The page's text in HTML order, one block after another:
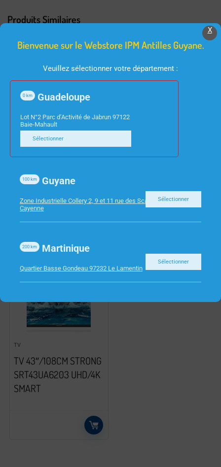
Produits Similaires
ACCESSOIRES TV
TELECOMMANDE
UNIVERSELLE NEDIS
PRE PROGRAMMEE
INFORMATIQUE
TABLETTE RESERVE
LENOVO 9″ M9
ZAC30123SE
TV
TV 43″/108CM STRONG
SRT43UA6203 UHD/4K
SMART
X
Bienvenue sur le Webstore IPM Antilles Guyane.
Veuillez sélectionner votre département :
Guadeloupe
0 km
Lot N°2 Parc d’Activité de Jabrun 97122
Baie-Mahault
Sélectionner
Guyane
100 km
Zone Industrielle Collery 2, 9 et 11 rue des Scarabees 97300
Cayenne
Sélectionner
Martinique
200 km
Quartier Basse Gondeau 97232 Le Lamentin
Sélectionner